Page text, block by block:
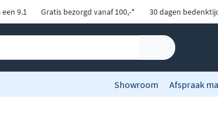
9.1 Gratis bezorgd vanaf 100,-* 30 dagen
Showroom Afspraak